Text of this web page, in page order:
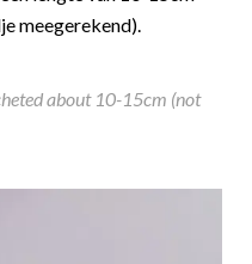
meegerekend).
about 10-15cm (not